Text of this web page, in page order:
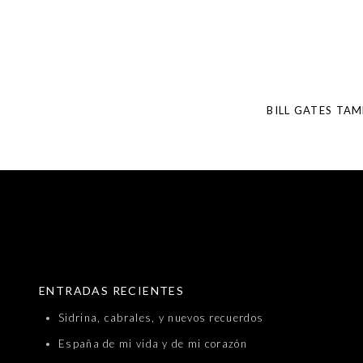
BILL GATES
ENTRADAS RECIENTES
Sidrina, cabrales, y nuevos recuerdos
España de mi vida y de mi corazón